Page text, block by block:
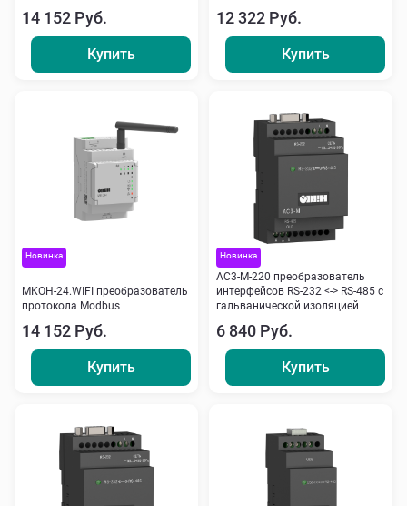
14 152 Руб.
Купить
12 322 Руб.
Купить
Новинка
МКОН-24.WIFI преобразователь
протокола Modbus
14 152 Руб.
Купить
Новинка
АС3-М-220 преобразователь
интерфейсов RS-232 <-> RS-485 с
гальванической изоляцией
6 840 Руб.
Купить